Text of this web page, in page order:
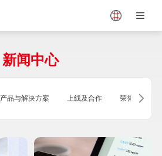
Vietnam
Malaysia
Thailand
新闻中心
产品与解决方案 上线及合作 荣誉及资质